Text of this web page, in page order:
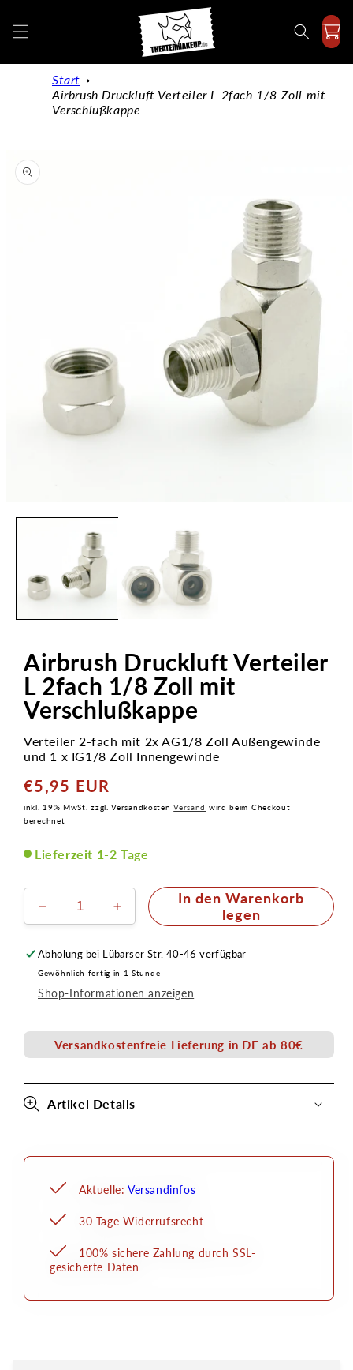
Inhalt
Start
Airbrush Druckluft Verteiler L 2fach 1/8 Zoll mit
Verschlußkappe
Airbrush Druckluft Verteiler
L 2fach 1/8 Zoll mit
Verschlußkappe
Verteiler 2-fach mit 2x AG1/8 Zoll Außengewinde
und 1 x IG1/8 Zoll Innengewinde
Normaler
Preis
€5,95 EUR
inkl. 19% MwSt. zzgl. VersandkostenVersand wird beim Checkout
berechnet
Lieferzeit 1-2 Tage
Verringere
die
Menge
für
Airbrush
Druckluft
L
2fach
1/8
Verschlußkappe
Erhöhe
die
Menge
für
Airbrush
Druckluft
L
2fach
1/8
Verschlußkappe
In den Warenkorb
legen
Abholung bei Lübarser Str. 40-46 verfügbar
Gewöhnlich fertig in 1 Stunde
Shop-Informationen anzeigen
Versandkostenfreie Lieferung in DE ab 80€
Artikel Details
Aktuelle: Versandinfos
30 Tage Widerrufsrecht
100% sichere Zahlung durch SSL-
gesicherte Daten